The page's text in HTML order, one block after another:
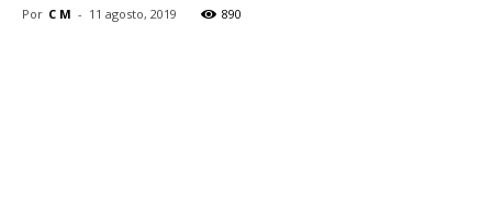
Por C M - 11 agosto, 2019 890